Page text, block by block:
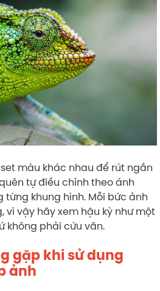
màu khác nhau để rút ngắn
tự điều chỉnh theo ánh
khung hình. Mỗi bức ảnh
vì vậy hãy xem hậu kỳ như một
không phải cứu vãn.
gặp khi sử dụng
ảnh